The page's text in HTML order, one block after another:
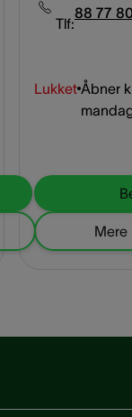
Tlf:
88 77
Lukket Åbner
Mere